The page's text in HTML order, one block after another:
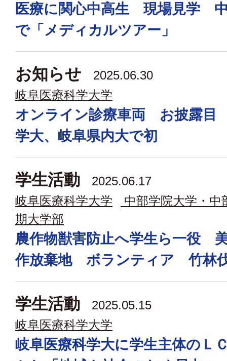
医療に関心中高生 現場見学
で「メディカルツアー」
お知らせ
2025.06.30
岐阜医療科学大学
オンライン診療車両 お披露目
学大、岐阜県内大で初
学生活動
2025.06.17
岐阜医療科学大学
中部学院大学・中
期大学部
農作物獣害防止へ学生ら一役
作放棄地 ボランティア 竹林
学生活動
2025.05.15
岐阜医療科学大学
岐阜医療科学大に学生主体のＬ